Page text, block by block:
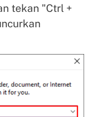
tekan "Ctrl +